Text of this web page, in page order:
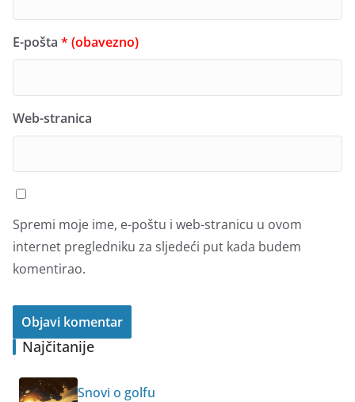
E-pošta * (obavezno)
Web-stranica
Spremi moje ime, e-poštu i web-stranicu u ovom
internet pregledniku za sljedeći put kada budem
komentirao.
Najčitanije
Snovi o golfu